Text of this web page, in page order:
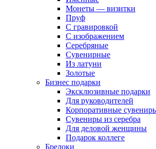
Монеты — визитки
Пруф
С гравировкой
С изображением
Серебряные
Сувенирные
Из латуни
Золотые
Бизнес подарки
Эксклюзивные подарки
Для руководителей
Корпоративные
Сувениры из серебра
Для деловой женщины
Подарок коллеге
Брелоки